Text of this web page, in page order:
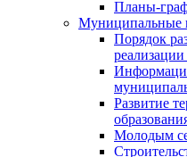
Планы-
Муниципальные
Порядок
Развитие
Молодым